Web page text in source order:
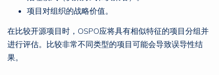
项目对组织的战略价值。
在比较开源项目时，OSPO应将具有相似特征的项目分组并
进行评估。比较非常不同类型的项目可能会导致误导性结
果。